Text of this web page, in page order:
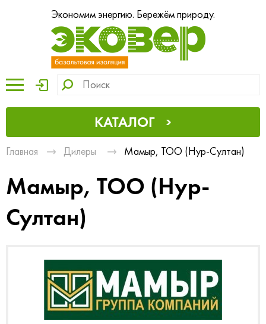
Экономим энергию. Бережём природу.
КАТАЛОГ
Главная Дилеры Мамыр, ТОО (Нур-Султан)
Мамыр, ТОО (Нур-
Султан)